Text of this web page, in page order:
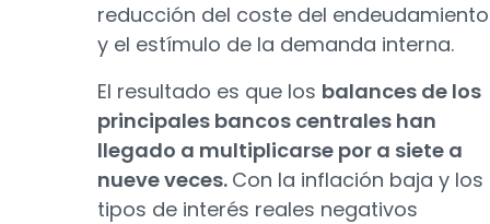
reducción del coste del endeudamiento
y el estímulo de la demanda interna.
El resultado es que los balances de los
principales bancos centrales han
llegado a multiplicarse por a siete a
nueve veces. Con la inflación baja y los
tipos de interés reales negativos